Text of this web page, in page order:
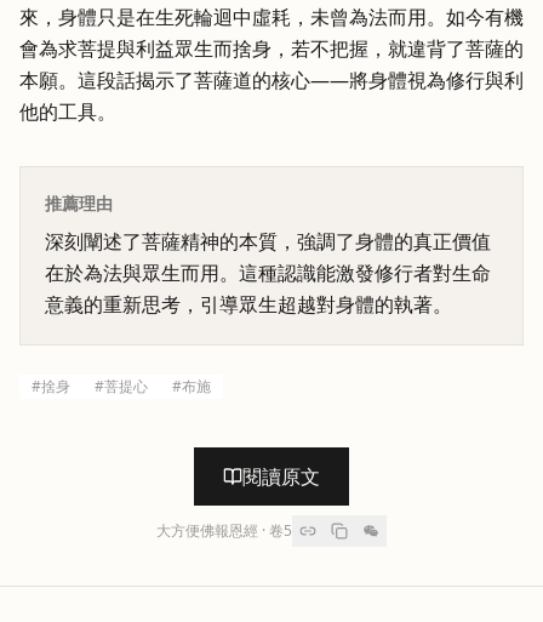
來，身體只是在生死輪迴中虛耗，未曾為法而用。如今有機
會為求菩提與利益眾生而捨身，若不把握，就違背了菩薩的
本願。這段話揭示了菩薩道的核心——將身體視為修行與利
他的工具。
推薦理由
深刻闡述了菩薩精神的本質，強調了身體的真正價值
在於為法與眾生而用。這種認識能激發修行者對生命
意義的重新思考，引導眾生超越對身體的執著。
#捨身 #菩提心 #布施
閱讀原文
大方便佛報恩經 · 卷5